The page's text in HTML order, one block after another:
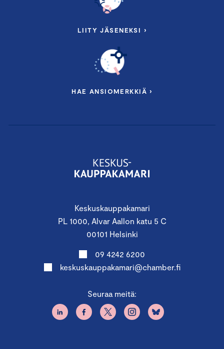
Keskuskauppakamari
PL 1000, Alvar Aallon katu 5 C
00101 Helsinki
09 4242 6200
keskuskauppakamari@chamber.fi
Seuraa meitä:
LIITY JÄSENEKSI ›
HAE ANSIOMERKKIÄ ›